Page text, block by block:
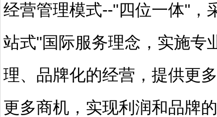
经营管理模式--"四位一体"，
站式"国际服务理念，实施专
理、品牌化的经营，提供更
更多商机，实现利润和品牌